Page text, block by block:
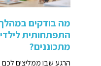
מה בודקים
התפתחותית
מתכוננים?
הרגע שבו ממליצים